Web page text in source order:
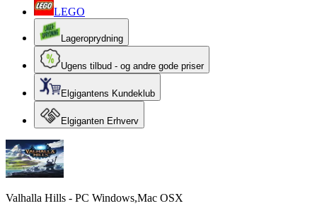
LEGO
Lageroprydning
Ugens tilbud - og andre gode priser
Elgigantens Kundeklub
Elgiganten Erhverv
Valhalla Hills - PC Windows,Mac OSX